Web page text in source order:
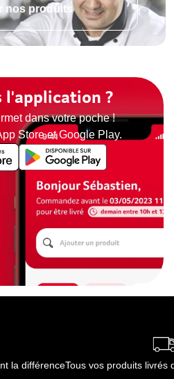
nos produits
l'application ?
dans votre poche !
Store et Google Play.
la différenceTous vos produits livrés